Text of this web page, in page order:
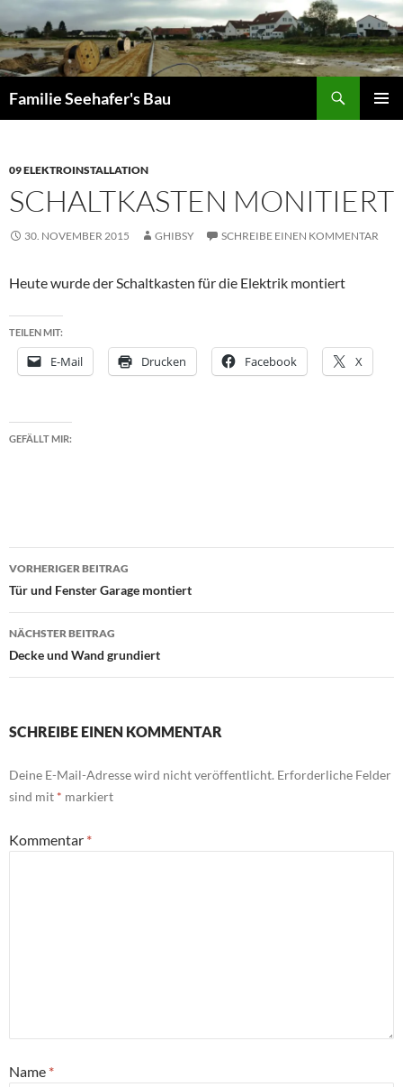
Inhalt
springen
Familie Seehafer's Bau
09 ELEKTROINSTALLATION
SCHALTKASTEN MONITIERT
30. NOVEMBER 2015 GHIBSY SCHREIBE EINEN KOMMENTAR
Heute wurde der Schaltkasten für die Elektrik montiert
TEILEN MIT:
E-Mail Drucken Facebook X
GEFÄLLT MIR:
Beitragsnavigation
VORHERIGER BEITRAG
Tür und Fenster Garage montiert
NÄCHSTER BEITRAG
Decke und Wand grundiert
SCHREIBE EINEN KOMMENTAR
Deine E-Mail-Adresse wird nicht veröffentlicht. Erforderliche Felder
sind mit * markiert
Kommentar *
Name *